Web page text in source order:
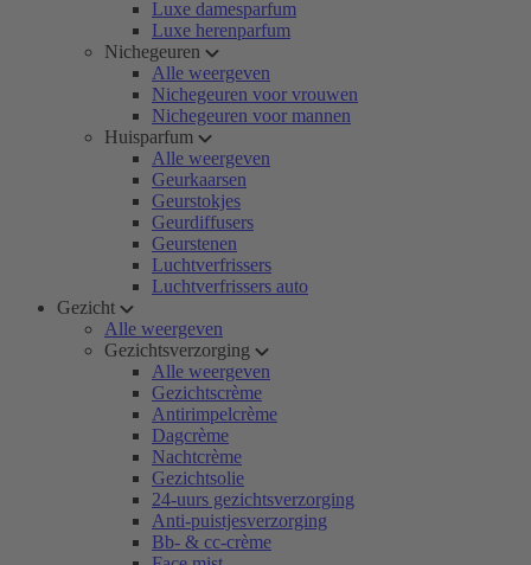
Luxe damesparfum
Luxe herenparfum
Nichegeuren
Alle weergeven
Nichegeuren voor vrouwen
Nichegeuren voor mannen
Huisparfum
Alle weergeven
Geurkaarsen
Geurstokjes
Geurdiffusers
Geurstenen
Luchtverfrissers
Luchtverfrissers auto
Gezicht
Alle weergeven
Gezichtsverzorging
Alle weergeven
Gezichtscrème
Antirimpelcrème
Dagcrème
Nachtcrème
Gezichtsolie
24-uurs gezichtsverzorging
Anti-puistjesverzorging
Bb- & cc-crème